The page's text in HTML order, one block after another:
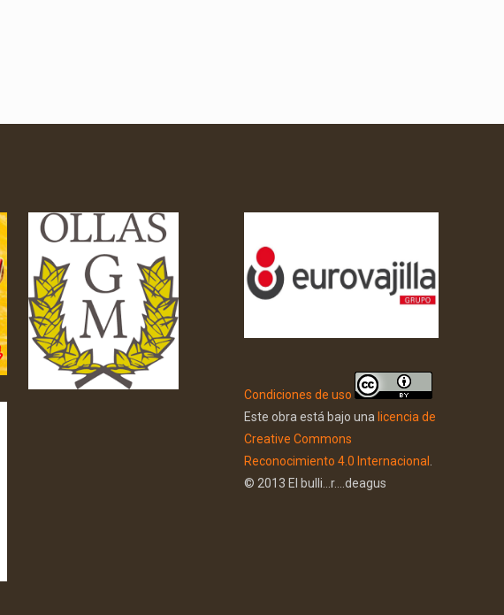
Condiciones de uso
Este obra está bajo una licencia de
Creative Commons
Reconocimiento 4.0 Internacional
© 2013 El bulli...r....deagus